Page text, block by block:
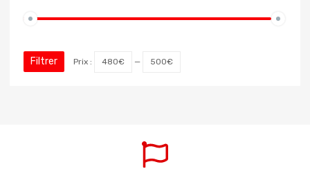
Filtrer Prix : 480€ — 500€